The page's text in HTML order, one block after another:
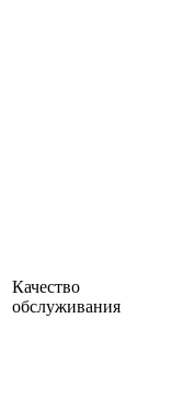
Качество
обслуживания